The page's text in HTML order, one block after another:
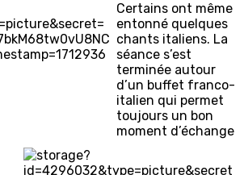
Certains ont même
entonné quelques
chants italiens. La
séance s’est
terminée autour
d’un buffet franco-
italien qui permet
toujours un bon
moment d’échange